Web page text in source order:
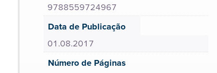
9788559724967
Data de Publicação
01.08.2017
Número de Páginas